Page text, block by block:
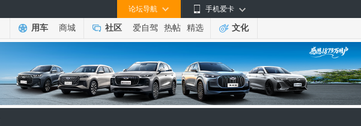
手机爱卡
论坛导航
用车 商城 社区 爱自驾 热帖 精选 文化